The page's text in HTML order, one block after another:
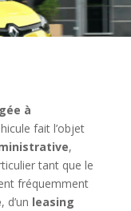
à
fait l’objet
,
tant que le
fréquemment
, d’un leasing